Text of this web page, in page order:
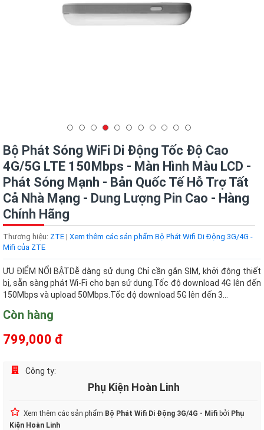
Bộ Phát Sóng WiFi Di Động Tốc Độ Cao
4G/5G LTE 150Mbps - Màn Hình Màu LCD -
Phát Sóng Mạnh - Bản Quốc Tế Hỗ Trợ Tất
Cả Nhà Mạng - Dung Lượng Pin Cao - Hàng
Chính Hãng
Thương hiệu: ZTE | Xem thêm các sản phẩm Bộ Phát Wifi Di Động 3G/4G -
Mifi của ZTE
ƯU ĐIỂM NỔI BẬTDễ dàng sử dụng Chỉ cần gắn SIM, khởi động thiết
bị, sẵn sàng phát Wi-Fi cho bạn sử dụng.Tốc độ download 4G lên đến
150Mbps và upload 50Mbps.Tốc độ download 5G lên đến 3...
Còn hàng
799,000 đ
Công ty:
Phụ Kiện Hoàn Linh
Xem thêm các sản phẩm Bộ Phát Wifi Di Động 3G/4G - Mifi bởi Phụ
Kiện Hoàn Linh